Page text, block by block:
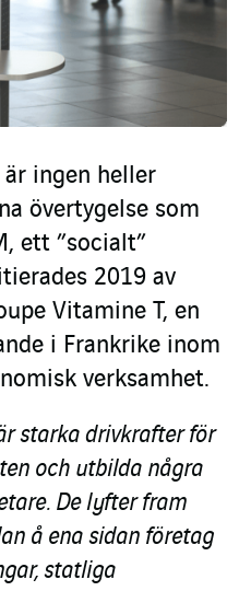
ingen heller
övertygelse som
ett ”socialt”
2019 av
Vitamine T, en
i Frankrike inom
verksamhet.
starka drivkrafter för
och utbilda några
De lyfter fram
å ena sidan företag
statliga